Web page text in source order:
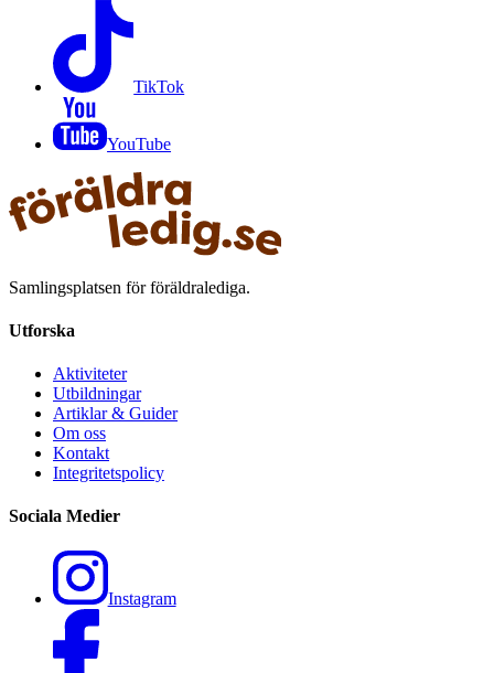
TikTok
YouTube
Samlingsplatsen för föräldralediga.
Utforska
Aktiviteter
Utbildningar
Artiklar & Guider
Om oss
Kontakt
Integritetspolicy
Sociala Medier
Instagram